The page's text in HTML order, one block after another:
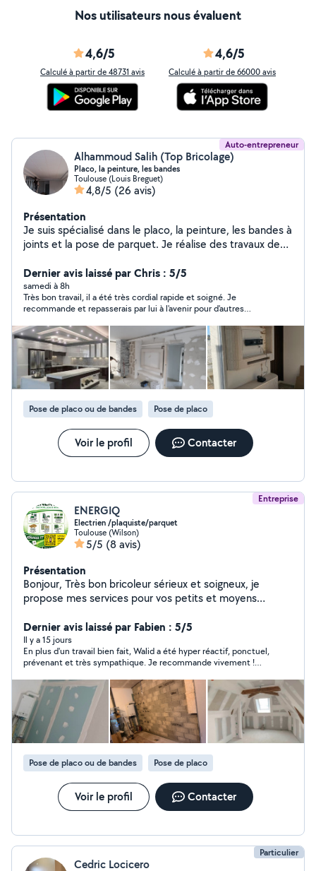
Nos utilisateurs nous évaluent
4,6/5
Calculé à partir de 48731 avis
4,6/5
Calculé à partir de 66000 avis
Auto-entrepreneur
Alhammoud Salih (Top Bricolage)
Placo, la peinture, les bandes
Toulouse (Louis Breguet)
4,8/5 (26 avis)
Présentation
Je suis spécialisé dans le placo, la peinture, les bandes à
joints et la pose de parquet. Je réalise des travaux de
respectant les délais.
Dernier avis laissé par Chris : 5/5
samedi à 8h
Très bon travail, il a été très cordial rapide et soigné. Je
recommande et repasserais par lui à l'avenir pour d'autres
Pose de placo ou de bandes Pose de placo
Voir le profil Contacter
Entreprise
ENERGIQ
Electrien /plaquiste/parquet
Toulouse (Wilson)
5/5 (8 avis)
Présentation
Bonjour, Très bon bricoleur sérieux et soigneux, je
propose mes services pour vos petits et moyens
plomberie Dépannage plomberie Débouchage Placo
Ratissage Peinture Pose de parquet flottant Montage
de meubles Pose d'équipements Petites réparations et
bricolage divers Je travaille proprement, je suis ponctuel
et j'aime le travail bien fait. N'hésitez pas à me
contacter, je réponds rapidement Secteur Toulouse et
alentours.
Dernier avis laissé par Fabien : 5/5
Il y a 15 jours
En plus d'un travail bien fait, Walid a été hyper réactif, ponctuel,
prévenant et très sympathique. Je recommande vivement !
futurs projets.
Pose de placo ou de bandes Pose de placo
Voir le profil Contacter
Particulier
Cedric Locicero